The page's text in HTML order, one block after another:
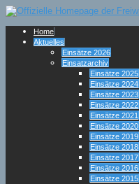
Home
Aktuelles
Einsätze 2026
Einsatzarchiv
Einsätze 2025
Einsätze 2024
Einsätze 2023
Einsätze 2022
Einsätze 2021
Einsätze 2020
Einsätze 2019
Einsätze 2018
Einsätze 2017
Einsätze 2016
Einsätze 2015